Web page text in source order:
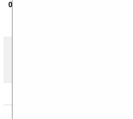
04.05.2006
Чтобы